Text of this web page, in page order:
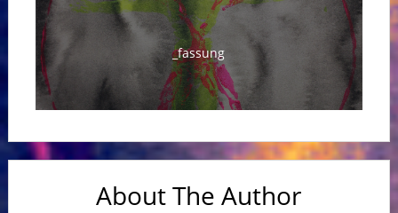
_fassung
About The Author